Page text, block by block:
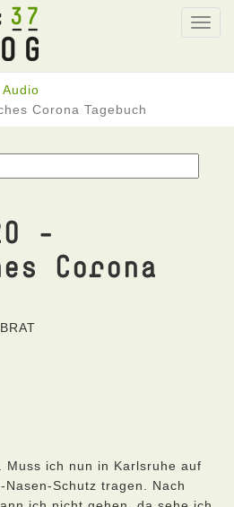
37
Audio
Corona Tagebuch
-
Corona
Muss ich nun in Karlsruhe auf
Schutz tragen. Nach